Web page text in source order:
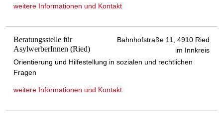
weitere Informationen und Kontakt
Beratungsstelle für
AsylwerberInnen (Ried)
Bahnhofstraße 11, 4910 Ried
im Innkreis
Orientierung und Hilfestellung in sozialen und rechtlichen
Fragen
weitere Informationen und Kontakt